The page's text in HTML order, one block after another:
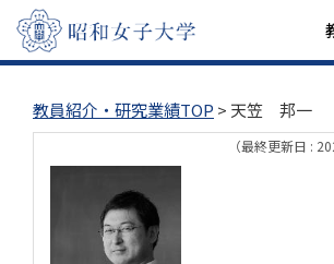
教員紹介・研究業績TOP > 天笠 邦一
（最終更新日 :